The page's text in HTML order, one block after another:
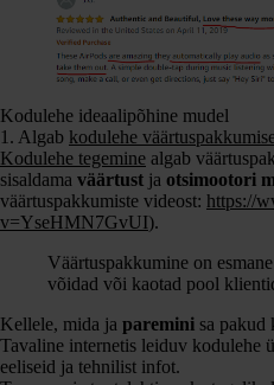
Kodulehe ideaalipõhine mudel
1. Algab kodulehe
Kodulehe tegemine algab
sisaldama väärtust ja otsimootori
väärtuspakkumiste videost: https://
v=YseHMN7GvUI).
Väärtuspakkumine on
võidad või kaotad pool
Kellele, mida ja paremini sa pakud
Tavaline internetis leiduv kodulehe
eeliseid ja tehnilist infot.